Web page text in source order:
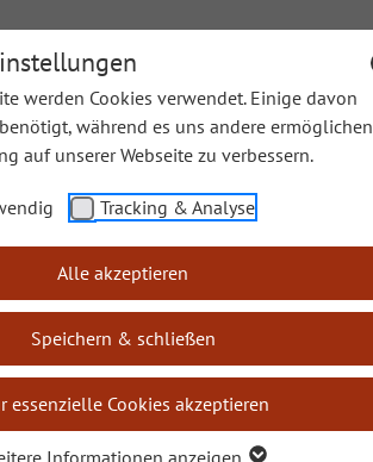
werden Cookies verwendet. Einige davon
während es uns andere
auf unserer Webseite zu verbessern.
Tracking & Analyse
Alle akzeptieren
Speichern & schließen
essenzielle Cookies akzeptieren
Informationen anzeigen
Lectio Divina Leichte Sprache